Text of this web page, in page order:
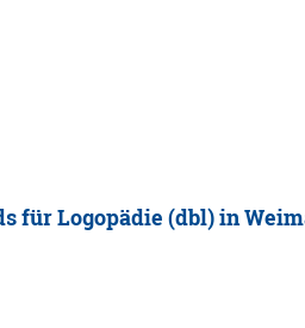
für Logopädie (dbl) in